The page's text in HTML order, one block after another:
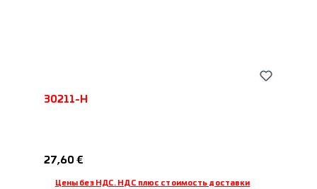
30211-H
Обычная цена:
27,60 €
Цены без НДС. НДС плюс стоимость доставки